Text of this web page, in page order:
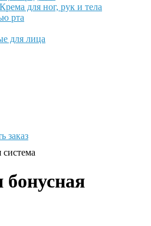
для ног, рук и тела
рта
для лица
заказ
система